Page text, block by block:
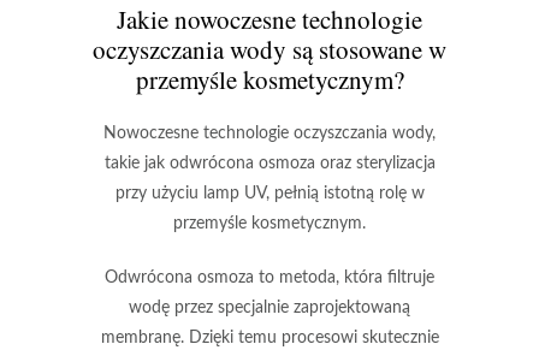
Jakie nowoczesne technologie
oczyszczania wody są stosowane w
przemyśle kosmetycznym?
Nowoczesne technologie oczyszczania wody,
takie jak odwrócona osmoza oraz sterylizacja
przy użyciu lamp UV, pełnią istotną rolę w
przemyśle kosmetycznym.
Odwrócona osmoza to metoda, która filtruje
wodę przez specjalnie zaprojektowaną
membranę. Dzięki temu procesowi skutecznie